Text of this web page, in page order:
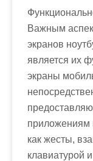
Важным
экранов
является их
экраны
приложениям
как жесты,
клавиатурой